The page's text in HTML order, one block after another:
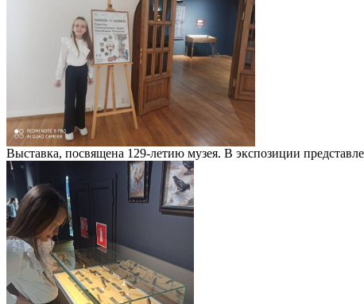
Выставка, посвящена 129-летию музея. В экспозиции